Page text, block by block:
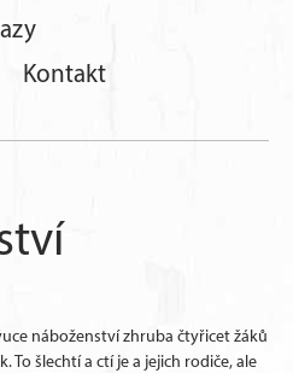
Kontakt
náboženství zhruba čtyřicet žáků
To šlechtí a ctí je a jejich rodiče, ale